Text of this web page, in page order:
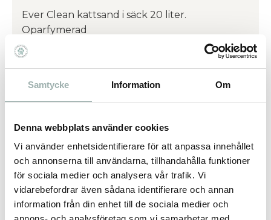
Samtycke Information Om
Denna webbplats använder cookies
Vi använder enhetsidentifierare för att anpassa innehållet
och annonserna till användarna, tillhandahålla funktioner
för sociala medier och analysera vår trafik. Vi
vidarebefordrar även sådana identifierare och annan
information från din enhet till de sociala medier och
Ever Clean kattsand i säck 20 liter.
Oparfymerad
Omdömen
Du
Bli den första att lämna ett omdöme.